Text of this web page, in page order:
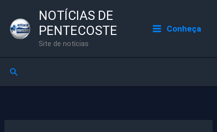
para
NOTÍCIAS DE
PENTECOSTE
Site de notícias
Conheça
Pesquisar